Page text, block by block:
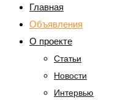
Главная
Объявления
О проекте
Статьи
Новости
Интервью